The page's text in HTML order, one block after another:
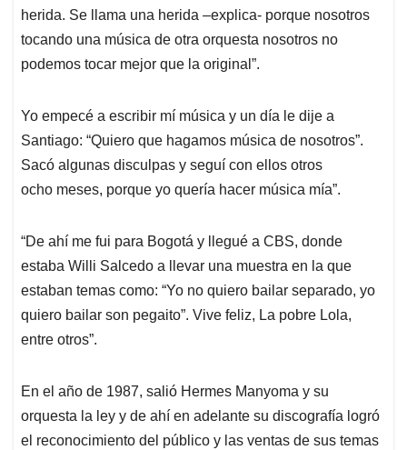
herida. Se llama una herida –explica- porque nosotros
tocando una música de otra orquesta nosotros no
podemos tocar mejor que la original”.
Yo empecé a escribir mí música y un día le dije a
Santiago: “Quiero que hagamos música de nosotros”.
Sacó algunas disculpas y seguí con ellos otros
ocho meses, porque yo quería hacer música mía”.
“De ahí me fui para Bogotá y llegué a CBS, donde
estaba Willi Salcedo a llevar una muestra en la que
estaban temas como: “Yo no quiero bailar separado, yo
quiero bailar son pegaito”. Vive feliz, La pobre Lola,
entre otros”.
En el año de 1987, salió Hermes Manyoma y su
orquesta la ley y de ahí en adelante su discografía logró
el reconocimiento del público y las ventas de sus temas